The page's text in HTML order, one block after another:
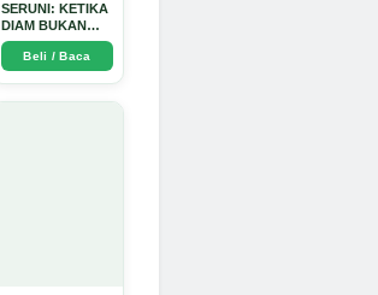
SERUNI: KETIKA
DIAM BUKAN
LAGI PILIHAN -
Arda Dinata
Beli / Baca